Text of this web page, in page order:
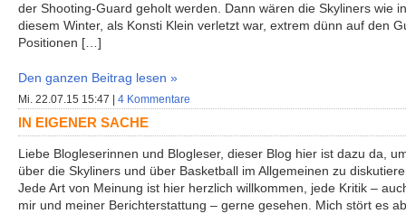
der Shooting-Guard geholt werden. Dann wären die Skyliners wie in
diesem Winter, als Konsti Klein verletzt war, extrem dünn auf den
Positionen […]
Den ganzen Beitrag lesen »
Mi. 22.07.15 15:47 | 4 Kommentare
IN EIGENER SACHE
Liebe Blogleserinnen und Blogleser, dieser Blog hier ist dazu da,
über die Skyliners und über Basketball im Allgemeinen zu
Jede Art von Meinung ist hier herzlich willkommen, jede Kritik –
mir und meiner Berichterstattung – gerne gesehen. Mich stört es